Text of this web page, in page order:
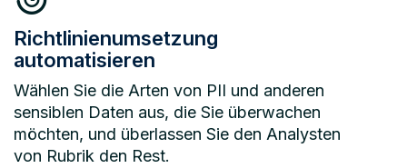
Richtlinienumsetzung
automatisieren
Wählen Sie die Arten von PII und anderen
sensiblen Daten aus, die Sie überwachen
möchten, und überlassen Sie den Analysten
von Rubrik den Rest.